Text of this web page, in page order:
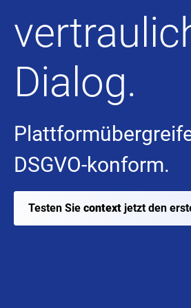
Dialog.
DSGVO-konform.
Testen Sie context jetzt den